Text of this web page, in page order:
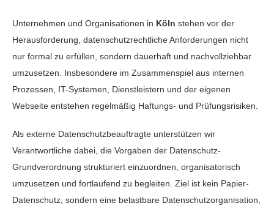
Unternehmen und Organisationen in Köln stehen vor der
Herausforderung, datenschutzrechtliche Anforderungen nicht
nur formal zu erfüllen, sondern dauerhaft und nachvollziehbar
umzusetzen. Insbesondere im Zusammenspiel aus internen
Prozessen, IT-Systemen, Dienstleistern und der eigenen
Webseite entstehen regelmäßig Haftungs- und Prüfungsrisiken.
Als externe Datenschutzbeauftragte unterstützen wir
Verantwortliche dabei, die Vorgaben der Datenschutz-
Grundverordnung strukturiert einzuordnen, organisatorisch
umzusetzen und fortlaufend zu begleiten. Ziel ist kein Papier-
Datenschutz, sondern eine belastbare Datenschutzorganisation,